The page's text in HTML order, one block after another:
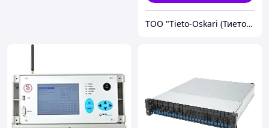
ТОО "Tieto-Oskari (Тието-Оскари)"